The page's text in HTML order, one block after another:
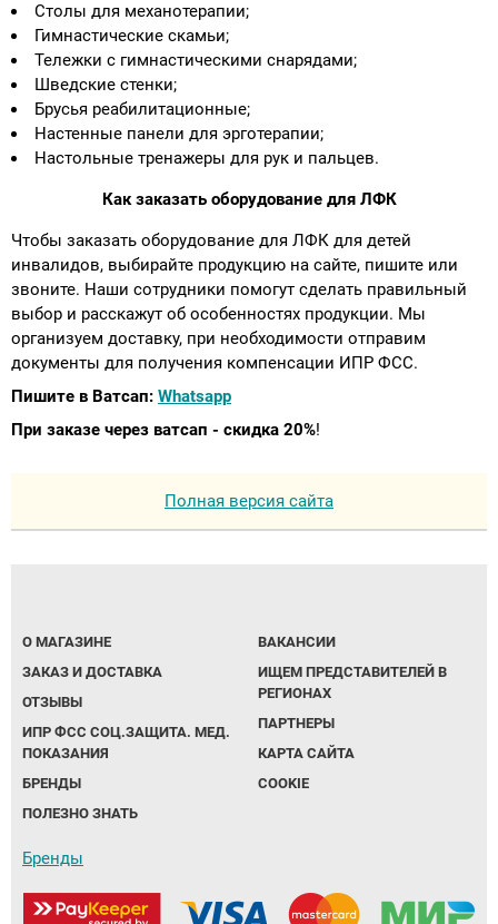
Столы для механотерапии;
Гимнастические скамьи;
Тележки с гимнастическими снарядами;
Шведские стенки;
Брусья реабилитационные;
Настенные панели для эрготерапии;
Настольные тренажеры для рук и пальцев.
Как заказать оборудование для ЛФК
Чтобы заказать оборудование для ЛФК для детей
инвалидов, выбирайте продукцию на сайте, пишите или
звоните. Наши сотрудники помогут сделать правильный
выбор и расскажут об особенностях продукции. Мы
организуем доставку, при необходимости отправим
документы для получения компенсации ИПР ФСС.
Пишите в Ватсап: Whatsapp
При заказе через ватсап - скидка 20%!
Полная версия сайта
О МАГАЗИНЕ
ЗАКАЗ И ДОСТАВКА
ОТЗЫВЫ
ИПР ФСС СОЦ.ЗАЩИТА. МЕД.
ПОКАЗАНИЯ
БРЕНДЫ
ПОЛЕЗНО ЗНАТЬ
ВАКАНСИИ
ИЩЕМ ПРЕДСТАВИТЕЛЕЙ В
РЕГИОНАХ
ПАРТНЕРЫ
КАРТА САЙТА
COOKIE
Бренды